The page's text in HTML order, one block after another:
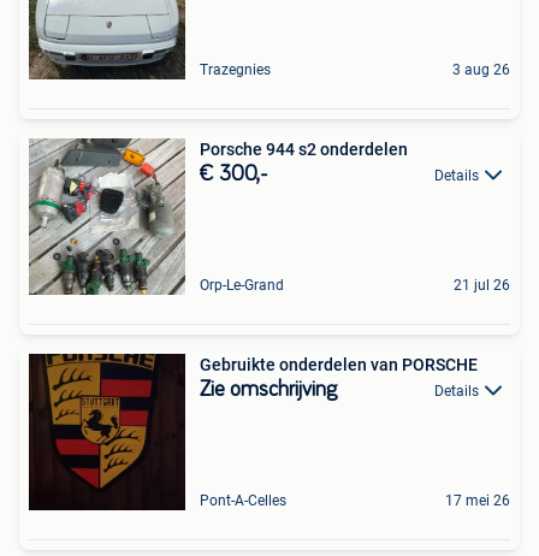
Trazegnies 3 aug 26
Porsche 944 s2 onderdelen
€ 300,- Details
Orp-Le-Grand 21 jul 26
Gebruikte onderdelen van PORSCHE
Zie omschrijving Details
Pont-A-Celles 17 mei 26